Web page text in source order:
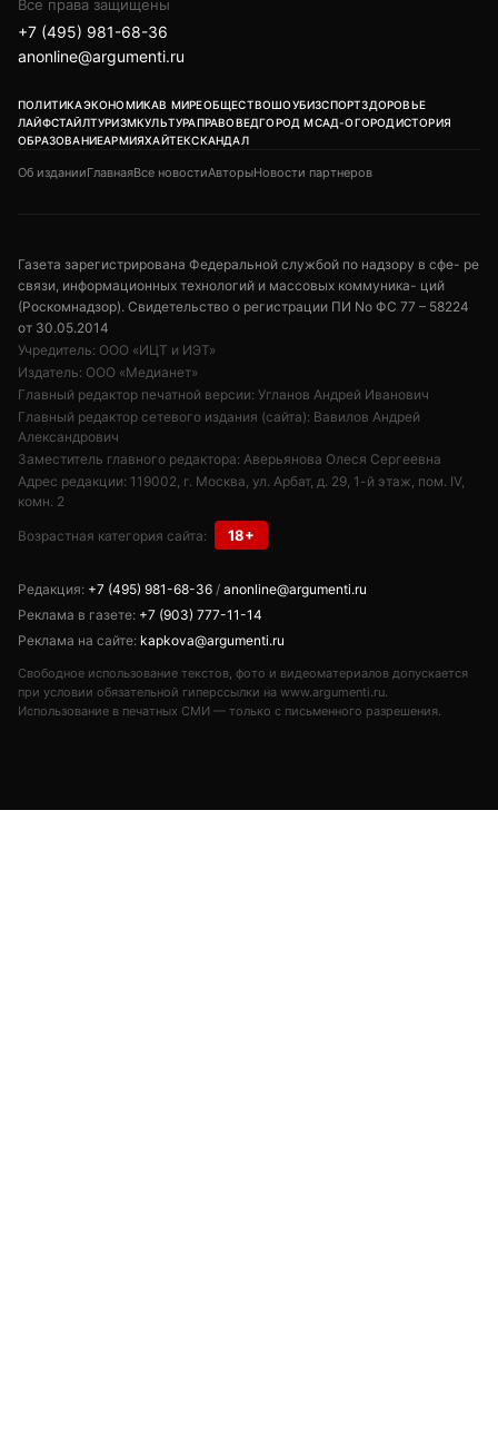
Все права защищены
+7 (495) 981-68-36
anonline@argumenti.ru
ПОЛИТИКАЭКОНОМИКАВ МИРЕОБЩЕСТВОШОУБИЗСПОРТЗДОРОВЬЕ
ЛАЙФСТАЙЛТУРИЗМКУЛЬТУРАПРАВОВЕДГОРОД МСАД-ОГОРОДИСТОРИЯ
ОБРАЗОВАНИЕАРМИЯХАЙТЕКСКАНДАЛ
Об изданииГлавнаяВсе новостиАвторыНовости партнеров
Газета зарегистрирована Федеральной службой по надзору в сфе- ре
связи, информационных технологий и массовых коммуника- ций
(Роскомнадзор). Свидетельство о регистрации ПИ No ФС 77 – 58224
от 30.05.2014
Учредитель: ООО «ИЦТ и ИЭТ»
Издатель: ООО «Медианет»
Главный редактор печатной версии: Угланов Андрей Иванович
Главный редактор сетевого издания (сайта): Вавилов Андрей
Александрович
Заместитель главного редактора: Аверьянова Олеся Сергеевна
Адрес редакции: 119002, г. Москва, ул. Арбат, д. 29, 1-й этаж, пом. IV,
комн. 2
Возрастная категория сайта: 18+
Редакция: +7 (495) 981-68-36 / anonline@argumenti.ru
Реклама в газете: +7 (903) 777-11-14
Реклама на сайте: kapkova@argumenti.ru
Свободное использование текстов, фото и видеоматериалов допускается
при условии обязательной гиперссылки на www.argumenti.ru.
Использование в печатных СМИ — только с письменного разрешения.